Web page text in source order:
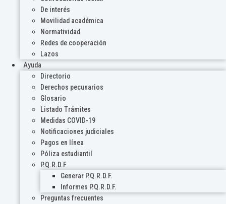
De interés
Movilidad académica
Normatividad
Redes de cooperación
Lazos
Ayuda
Directorio
Derechos pecunarios
Glosario
Listado Trámites
Medidas COVID-19
Notificaciones judiciales
Pagos en línea
Póliza estudiantil
P.Q.R.D.F
Generar P.Q.R.D.F.
Informes P.Q.R.D.F.
Preguntas frecuentes